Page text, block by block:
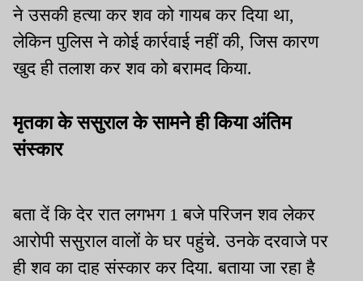
ने उसकी हत्या कर शव को गायब कर दिया था,
लेकिन पुलिस ने कोई कार्रवाई नहीं की, जिस कारण
खुद ही तलाश कर शव को बरामद किया.
मृतका के ससुराल के सामने ही किया अंतिम
संस्कार
बता दें कि देर रात लगभग 1 बजे परिजन शव लेकर
आरोपी ससुराल वालों के घर पहुंचे. उनके दरवाजे पर
ही शव का दाह संस्कार कर दिया. बताया जा रहा है